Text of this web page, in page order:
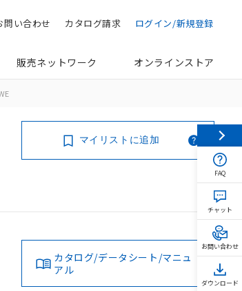
ログイン/新規登録
カタログ請求
問い合わせ
販売ネットワーク オンラインストア
マイリストに追加
カタログ/データシート/マニュ
アル
FAQ
チャット
お問い合わせ
ダウンロード